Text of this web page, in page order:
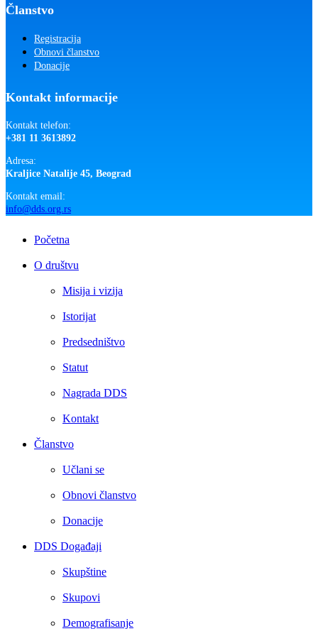
Članstvo
Registracija
Obnovi članstvo
Donacije
Kontakt informacije
Kontakt telefon:
+381 11 3613892
Adresa:
Kraljice Natalije 45, Beograd
Kontakt email:
info@dds.org.rs
Menu
Početna
O društvu
Misija i vizija
Istorijat
Predsedništvo
Statut
Nagrada DDS
Kontakt
Članstvo
Učlani se
Obnovi članstvo
Donacije
DDS Događaji
Skupštine
Skupovi
Demografisanje